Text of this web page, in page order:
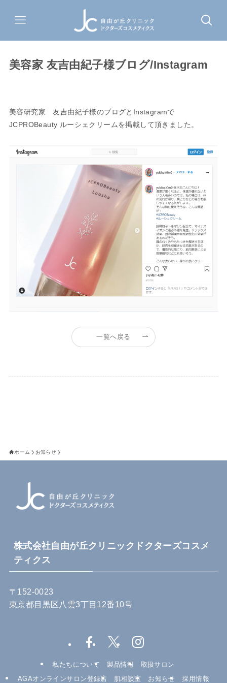
美容家 友吉由紀子様ブログ/Instagram
美容研究家 友吉由紀子様のブログとInstagramで
JCPROBeauty ルーシェクリームを掲載して頂きました。
一覧へ戻る
ホーム お知らせ
株式会社自由が丘クリニックドクターズコスメ
ティクス
〒152-0023
東京都目黒区八雲3丁目12番10号
私たちについて 製品情報
取扱サロン
AGAオンラインサロン登録店
肌相談室 お知らせ 採用情報